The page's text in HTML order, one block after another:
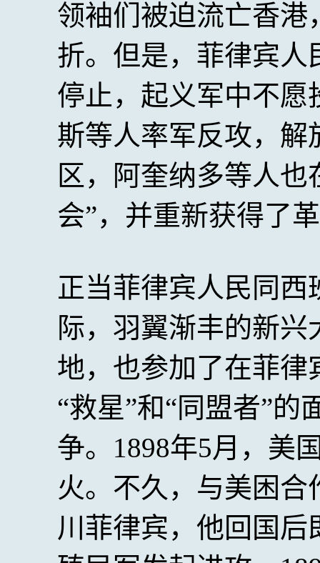
领袖们被迫流亡香
折。但是，菲律宾
停止，起义军中不
斯等人率军反攻，
区，阿奎纳多等人
会”，并重新获得了
正当菲律宾人民同
际，羽翼渐丰的新
地，也参加了在菲
“救星”和“同盟者”
争。1898年5月，美
火。不久，与美困
川菲律宾，他回国